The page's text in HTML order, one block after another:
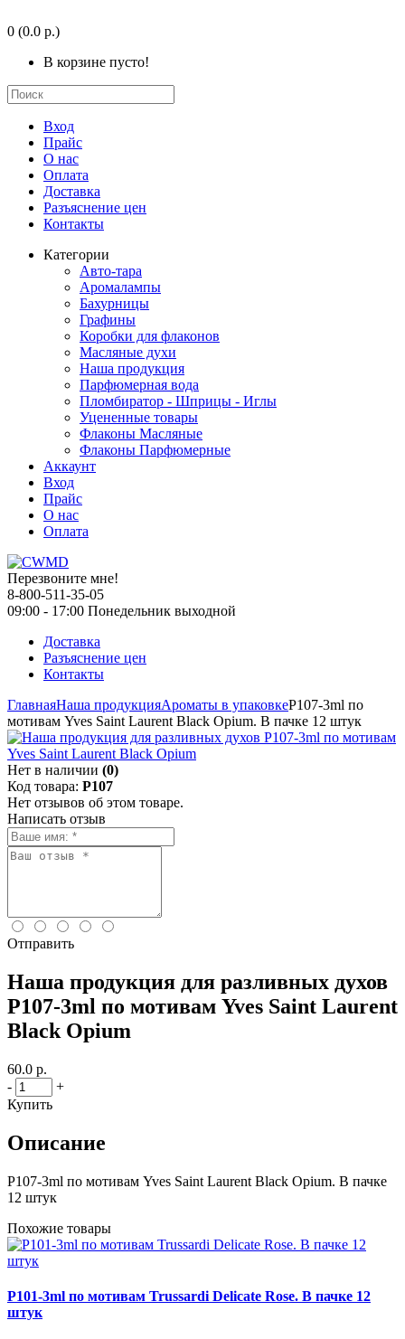
0 (0.0 р.)
В корзине пусто!
Вход
Прайс
О нас
Оплата
Доставка
Разъяснение цен
Контакты
Категории
Авто-тара
Аромалампы
Бахурницы
Графины
Коробки для флаконов
Масляные духи
Наша продукция
Парфюмерная вода
Пломбиратор - Шприцы - Иглы
Уцененные товары
Флаконы Масляные
Флаконы Парфюмерные
Аккаунт
Вход
Прайс
О нас
Оплата
Перезвоните мне!
8-800-511-35-05
09:00 - 17:00 Понедельник выходной
Доставка
Разъяснение цен
Контакты
ГлавнаяНаша продукцияАроматы в упаковкеP107-3ml по
мотивам Yves Saint Laurent Black Opium. В пачке 12 штук
Нет в наличии (0)
Код товара: P107
Нет отзывов об этом товаре.
Написать отзыв
Отправить
Наша продукция для разливных духов
P107-3ml по мотивам Yves Saint Laurent
Black Opium
60.0 р.
-
+
Купить
Описание
P107-3ml по мотивам Yves Saint Laurent Black Opium. В пачке
12 штук
Похожие товары
P101-3ml по мотивам Trussardi Delicate Rose. В пачке 12
штук